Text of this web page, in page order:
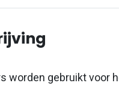
worden gebruikt voor